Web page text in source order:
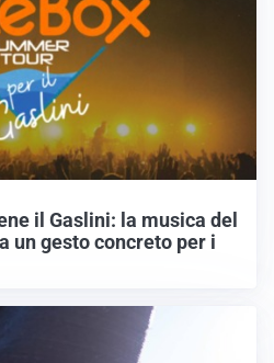
il Gaslini: la musica del
un gesto concreto per i